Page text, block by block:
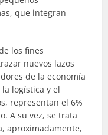
que integran
los fines
nuevos lazos
de la economía
logística y el
representan el 6%
A su vez, se trata
aproximadamente,